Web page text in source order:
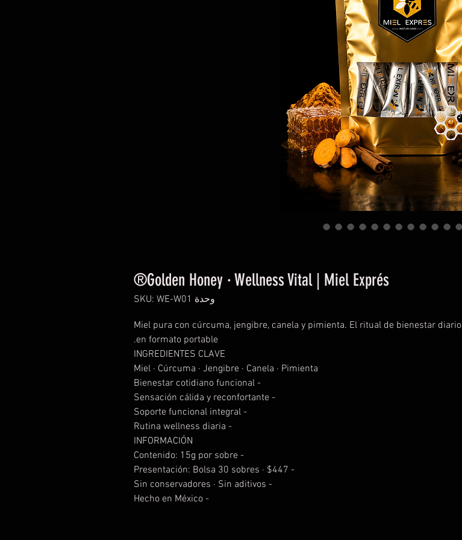
Golden Honey · Wellness Vital | Miel Exprés®
وحدة SKU: WE-W01
Miel pura con cúrcuma, jengibre, canela y pimienta. El ritual de bienestar diario
en formato portable.
INGREDIENTES CLAVE
Miel · Cúrcuma · Jengibre · Canela · Pimienta
- Bienestar cotidiano funcional
- Sensación cálida y reconfortante
- Soporte funcional integral
- Rutina wellness diaria
INFORMACIÓN
- Contenido: 15g por sobre
- Presentación: Bolsa 30 sobres · $447
- Sin conservadores · Sin aditivos
- Hecho en México